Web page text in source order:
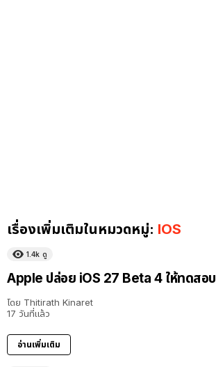
เรื่องเพิ่มเติมในหมวดหมู่: IOS
1.4k ดู
Apple ปล่อย iOS 27 Beta 4 ให้ทดสอบ
โดย Thitirath Kinaret
17 วันที่แล้ว
อ่านเพิ่มเติม